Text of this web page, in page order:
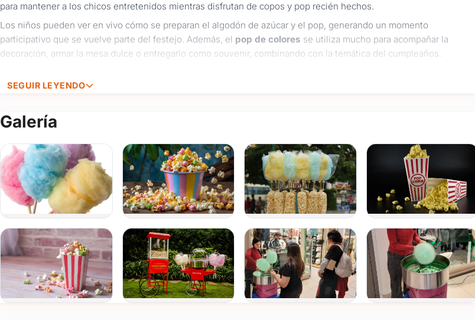
para mantener a los chicos entretenidos mientras disfrutan de copos y pop recién hechos.
Los niños pueden ver en vivo cómo se preparan el algodón de azúcar y el pop, generando un momento
participativo que se vuelve parte del festejo. Además, el pop de colores se utiliza mucho para acompañar la
decoración, armar la mesa dulce o entregarlo como souvenir, combinando con la temática del cumpleaños.
Servicio atendido:
Propuesta que entusiasma a los niños:
Ideal para fiestas infantiles:cumpleaños, fiestas escolares y eventos familiares.
Para completar la fiesta,Ariel Produccionestambién brinda otros servicios muy elegidos para cumpleaños
infantiles, comoanimación de fiestas infantiles ,shows de magiay propuestas pensadas para distintas edades,
permitiendo armar un festejo integral en un solo lugar.
Aunque es un servicio estrella enfiestas infantiles, lamáquina de algodón de azúcar y lamáquina de pop
también pueden contratarse para otros eventos con público, como ferias, stands o celebraciones familiares.
Consultá disponibilidad, completá el formulario o escribinos por WhatsApp y asegurá un servicio que a los chicos
les encanta.
SEGUIR LEYENDO
Galería